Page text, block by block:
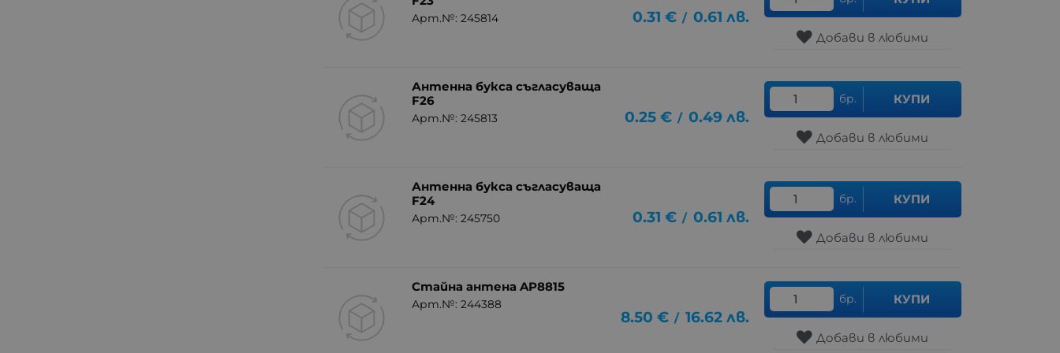
Арт.№: 245814 0.31 € / 0.61 лв.
Добави в любими
Антенна букса съгласуваща
F26
Арт.№: 245813 0.25 € / 0.49 лв.
бр. КУПИ
Добави в любими
Антенна букса съгласуваща
F24
Арт.№: 245750 0.31 € / 0.61 лв.
бр. КУПИ
Добави в любими
Стайна антена AP8815
Арт.№: 244388
8.50 € / 16.62 лв.
бр. КУПИ
Добави в любими